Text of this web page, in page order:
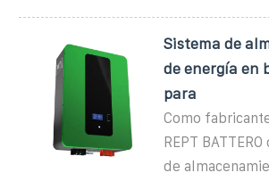
Sistema de
de energía en
para
Como
REPT
de